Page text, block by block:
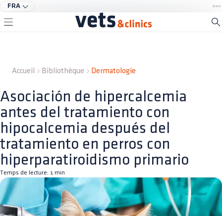
FRA
Accueil Bibliothèque Dermatologie
Asociación de hipercalcemia
antes del tratamiento con
hipocalcemia después del
tratamiento en perros con
hiperparatiroidismo primario
Temps de lecture: 1 min